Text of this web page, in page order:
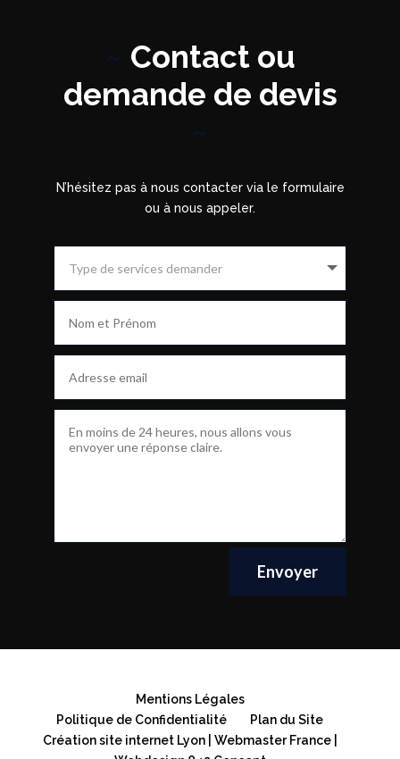
~ Contact ou
demande de devis
~
N’hésitez pas à nous contacter via le formulaire
ou à nous appeler.
Envoyer
Mentions Légales
Politique de Confidentialité
Plan du Site
Création site internet Lyon | Webmaster France |